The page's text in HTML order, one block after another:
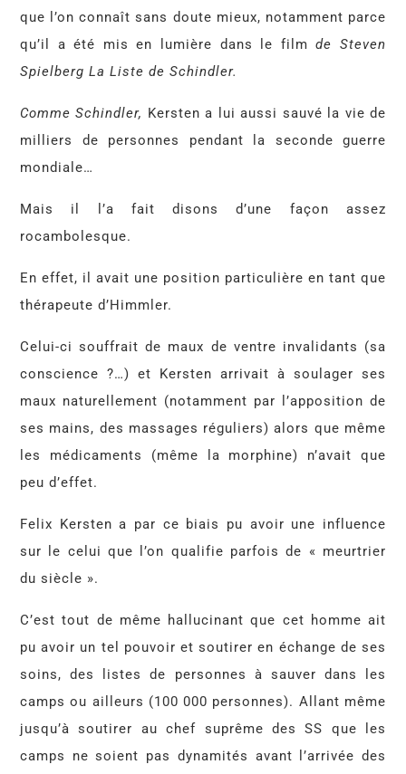
que l’on connaît sans doute mieux, notamment parce
qu’il a été mis en lumière dans le filmde Steven
Spielberg La Liste de Schindler.
Comme Schindler, Kersten a lui aussi sauvé la vie de
milliers de personnes pendant la seconde guerre
mondiale…
Mais il l’a fait disons d’une façon assez
rocambolesque.
En effet, il avait une position particulière en tant que
thérapeute d’Himmler.
Celui-ci souffrait de maux de ventre invalidants (sa
conscience ?…) et Kersten arrivait à soulager ses
maux naturellement (notamment par l’apposition de
ses mains, des massages réguliers) alors que même
les médicaments (même la morphine) n’avait que
peu d’effet.
Felix Kersten a par ce biais pu avoir une influence
sur le celui que l’on qualifie parfois de « meurtrier
du siècle ».
C’est tout de même hallucinant que cet homme ait
pu avoir un tel pouvoir et soutirer en échange de ses
soins, des listes de personnes à sauver dans les
camps ou ailleurs (100 000 personnes). Allant même
jusqu’à soutirer au chef suprême des SS que les
camps ne soient pas dynamités avant l’arrivée des